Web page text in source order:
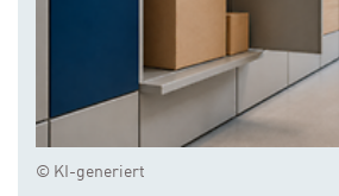
© KI-generiert